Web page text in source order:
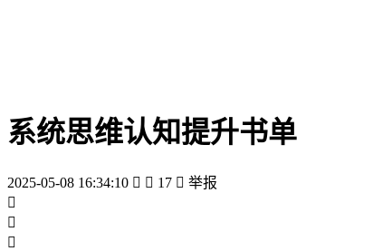
系统思维认知提升书单
2025-05-08 16:34:10   17  举报


